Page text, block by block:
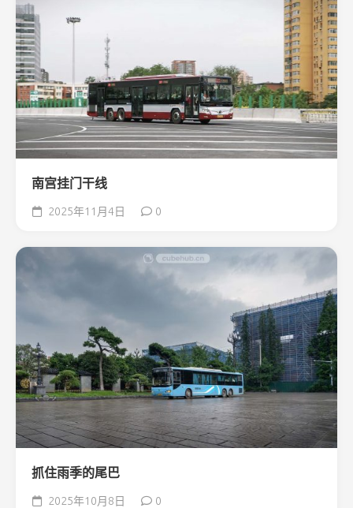
南宫挂门干线
2025年11月4日 0
抓住雨季的尾巴
2025年10月8日 0